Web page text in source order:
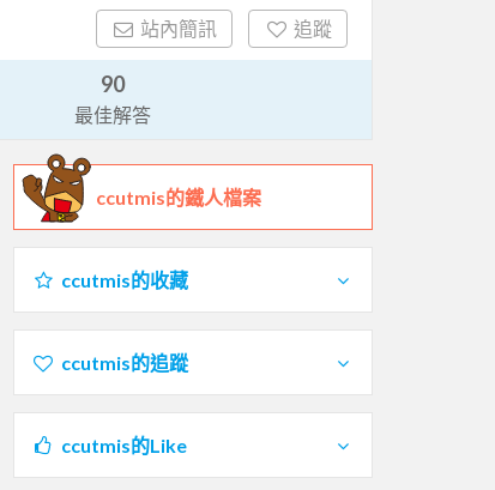
站內簡訊 追蹤
90
最佳解答
ccutmis的鐵人檔案
ccutmis的收藏
ccutmis的追蹤
ccutmis的Like